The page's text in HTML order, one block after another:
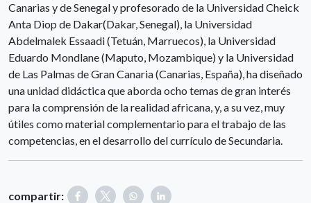
Canarias y de Senegal y profesorado de la Universidad Cheick
Anta Diop de Dakar(Dakar, Senegal), la Universidad
Abdelmalek Essaadi (Tetuán, Marruecos), la Universidad
Eduardo Mondlane (Maputo, Mozambique) y la Universidad
de Las Palmas de Gran Canaria (Canarias, España), ha diseñado
una unidad didáctica que aborda ocho temas de gran interés
para la comprensión de la realidad africana, y, a su vez, muy
útiles como material complementario para el trabajo de las
competencias, en el desarrollo del currículo de Secundaria.
compartir: